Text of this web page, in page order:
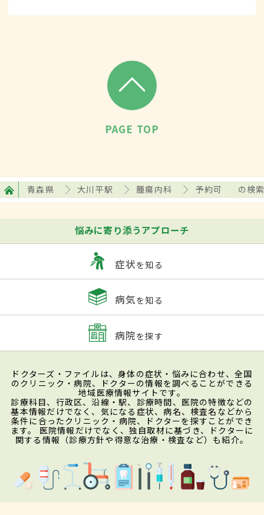
PAGE TOP
青森県 大川平駅 腫瘍内科 予約可 の検
悩みに寄り添うアプローチ
症状を知る
病気を知る
病院を探す
ドクターズ・ファイルは、身体の症状・悩みに合わせ、全国
のクリニック・病院、ドクターの情報を調べることができる
地域医療情報サイトです。
診療科目、行政区、沿線・駅、診療時間、医院の特徴などの
基本情報だけでなく、気になる症状、病名、検査名などから
条件に合ったクリニック・病院、ドクターを探すことができ
ます。 医院情報だけでなく、独自取材に基づき、ドクターに
関する情報（診療方針や得意な治療・検査など）も紹介。